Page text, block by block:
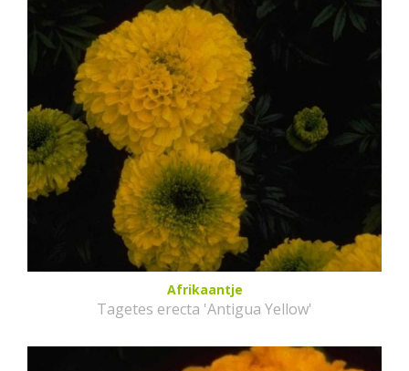
Afrikaantje
Tagetes erecta 'Antigua Yellow'